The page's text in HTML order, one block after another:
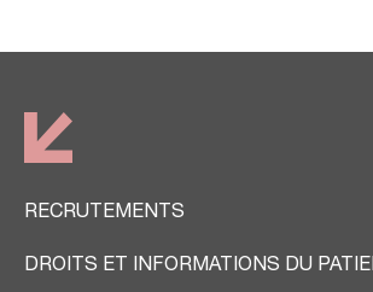
RECRUTEMENTS
DROITS ET INFORMATIONS DU